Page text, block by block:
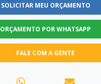
SOLICITAR MEU ORÇAMENTO
ORÇAMENTO POR WHATSAPP
FALE COM A GENTE